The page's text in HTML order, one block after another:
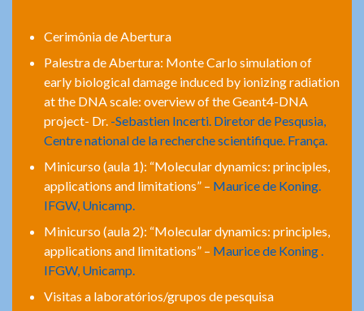
Cerimônia de Abertura
Palestra de Abertura: Monte Carlo simulation of
early biological damage induced by ionizing radiation
at the DNA scale: overview of the Geant4-DNA
project- Dr. -Sebastien Incerti. Diretor de Pesqusia,
Centre national de la recherche scientifique. França.
Minicurso (aula 1): “Molecular dynamics: principles,
applications and limitations” – Maurice de Koning.
IFGW, Unicamp.
Minicurso (aula 2): “Molecular dynamics: principles,
applications and limitations” – Maurice de Koning .
IFGW, Unicamp.
Visitas a laboratórios/grupos de pesquisa